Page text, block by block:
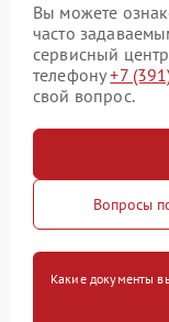
Вы можете
часто
сервисный
телефону+7
свой вопрос.
Вопросы
Какие документы